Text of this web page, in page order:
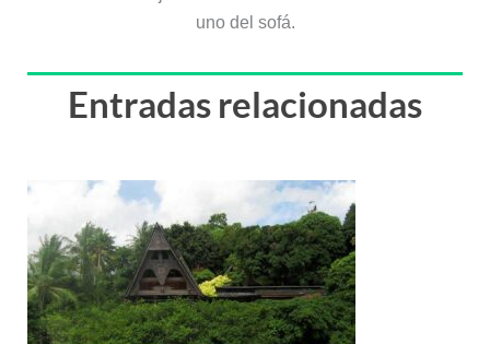
uno del sofá.
Entradas relacionadas